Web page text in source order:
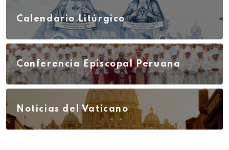
Calendario Litúrgico
Conferencia Episcopal Peruana
Noticias del Vaticano